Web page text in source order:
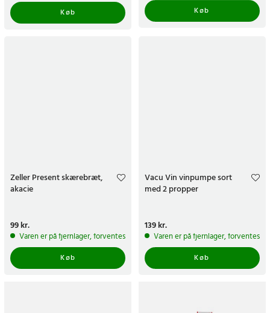
Køb
Køb
Zeller Present skærebræt,
akacie
Pris:99 kr.
99 kr.
Varen er på fjernlager, forventes at blive sendt inden for 5-7 hverdage
Køb
Vacu Vin vinpumpe sort
med 2 propper
Pris:139 kr.
139 kr.
Varen er på fjernlager, forventes
Køb